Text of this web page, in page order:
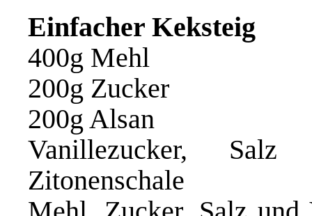
Einfacher Keksteig
400g Mehl
200g Zucker
200g Alsan
Vanillezucker,
Zitonenschale